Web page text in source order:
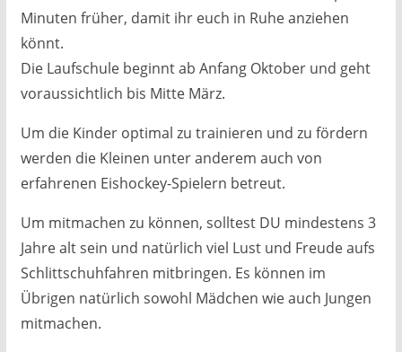
Minuten früher, damit ihr euch in Ruhe anziehen
könnt.
Die Laufschule beginnt ab Anfang Oktober und geht
voraussichtlich bis Mitte März.
Um die Kinder optimal zu trainieren und zu fördern
werden die Kleinen unter anderem auch von
erfahrenen Eishockey-Spielern betreut.
Um mitmachen zu können, solltest DU mindestens 3
Jahre alt sein und natürlich viel Lust und Freude aufs
Schlittschuhfahren mitbringen. Es können im
Übrigen natürlich sowohl Mädchen wie auch Jungen
mitmachen.